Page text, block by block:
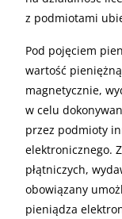
z podmiotami
Pod pojęciem
wartość
magnetycznie,
w celu
przez podmioty
elektronicznego.
płątniczych,
obowiązany
pieniądza